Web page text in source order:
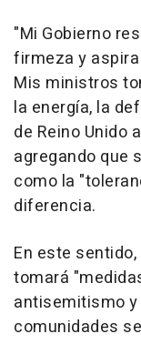
"Mi Gobierno
firmeza y
Mis ministros
la energía, la
de Reino Unido
agregando que
como la
diferencia.
En este
tomará
antisemitismo
comunidades